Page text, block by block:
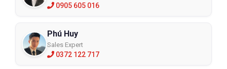
0905 605 016
Phú Huy
Sales Expert
0372 122 717